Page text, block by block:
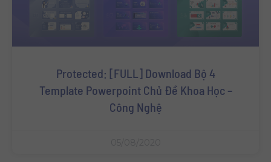
Protected: [FULL] Download Bộ 4
Template Powerpoint Chủ Đề Khoa Học –
Công Nghệ